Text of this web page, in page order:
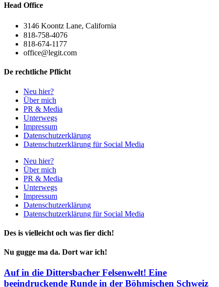
Head Office
3146 Koontz Lane, California
818-758-4076
818-674-1177
office@legit.com
De rechtliche Pflicht
Neu hier?
Über mich
PR & Media
Unterwegs
Impressum
Datenschutzerklärung
Datenschutzerklärung für Social Media
Neu hier?
Über mich
PR & Media
Unterwegs
Impressum
Datenschutzerklärung
Datenschutzerklärung für Social Media
Des is vielleicht och was fier dich!
Nu gugge ma da. Dort war ich!
Auf in die Dittersbacher Felsenwelt! Eine
beeindruckende Runde in der Böhmischen Schweiz